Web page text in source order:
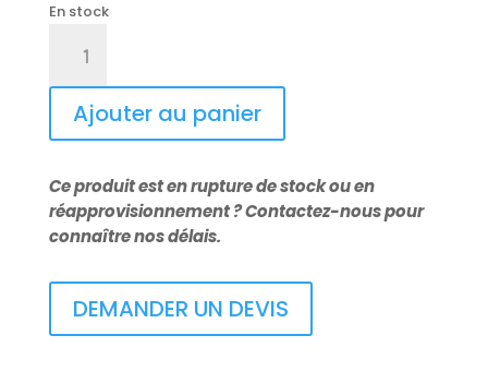
En stock
Électrodes
pédiatriques
CU
NF1200
Ajouter au panier
Ce produit est en rupture de stock ou en
réapprovisionnement ? Contactez-nous pour
connaître nos délais.
DEMANDER UN DEVIS